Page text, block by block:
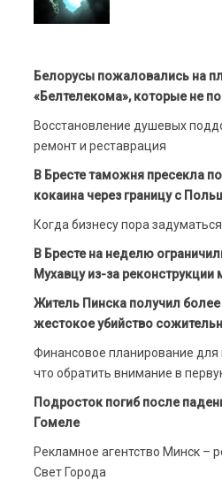
Белорусы пожаловались на
«Белтелекома», которые не
Восстановление душевых
ремонт и реставрация
В Бресте таможня пресекла
кокаина через границу с
Когда бизнесу пора
В Бресте на неделю
Мухавцу из-за реконструкции
Житель Пинска получил более
жестокое убийство
Финансовое планирование для
что обратить внимание в
Подросток погиб после
Гомеле
Рекламное агентство Минск –
Свет Города